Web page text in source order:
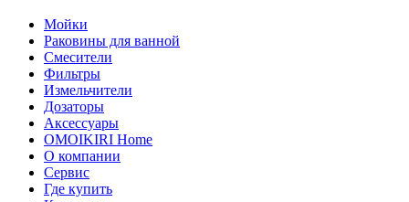
Мойки
Раковины для ванной
Смесители
Фильтры
Измельчители
Дозаторы
Аксессуары
OMOIKIRI Home
О компании
Сервис
Где купить